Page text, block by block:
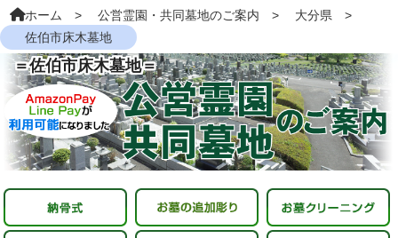
ホーム 公営霊園・共同墓地のご案内
大分県
佐伯市床木墓地
＝佐伯市床木墓地＝